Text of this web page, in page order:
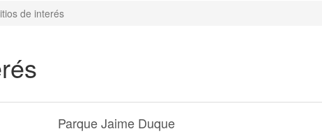
de interés
Parque Jaime Duque